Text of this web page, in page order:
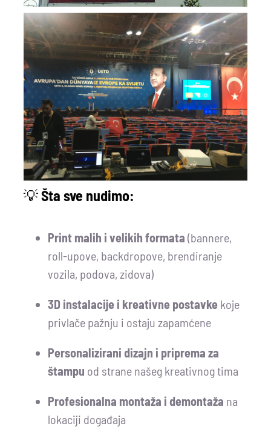
💡Šta sve nudimo:
Print malih i velikih formata (bannere,
roll-upove, backdropove, brendiranje
vozila, podova, zidova)
3D instalacije i kreativne postavkekoje
privlače pažnju i ostaju zapamćene
Personalizirani dizajn i priprema za
štampu od strane našeg kreativnog tima
Profesionalna montaža i demontaža na
lokaciji događaja